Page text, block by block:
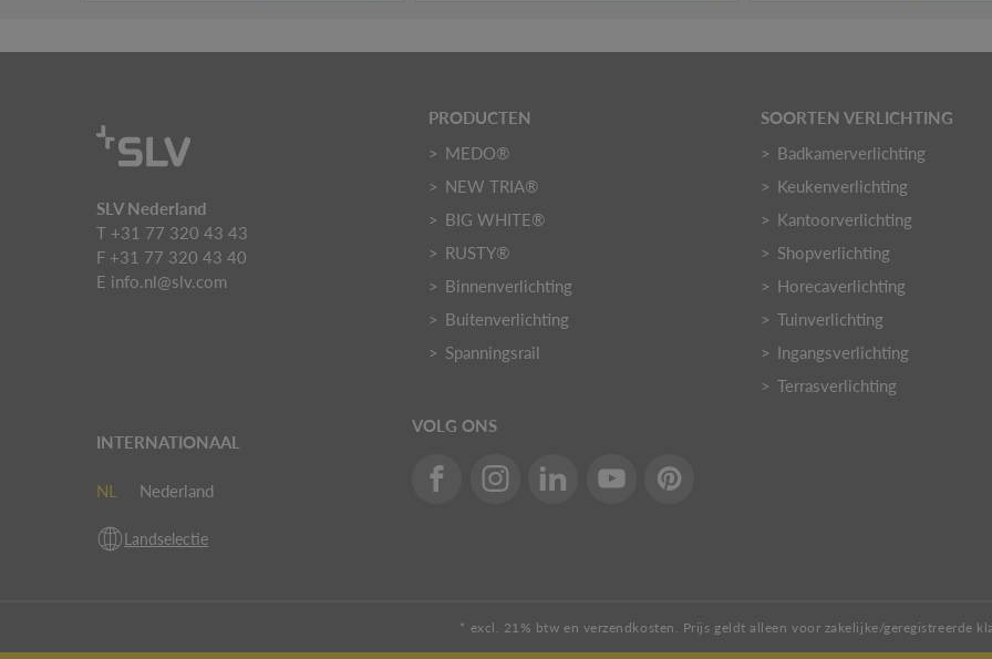
SLV Nederland
T +31 77 320 43 43
F +31 77 320 43 40
E info.nl@slv.com
PRODUCTEN
MEDO®
NEW TRIA®
BIG WHITE®
RUSTY®
Binnenverlichting
Buitenverlichting
Spanningsrail
SOORTEN VERLICHTING
Badkamerverlichting
Keukenverlichting
Kantoorverlichting
Shopverlichting
Horecaverlichting
Tuinverlichting
Ingangsverlichting
Terrasverlichting
INTERNATIONAAL
NL Nederland
Landselectie
VOLG ONS
* excl. 21% btw en verzendkosten. Prijs geldt alleen voor zakelijke/geregistreerde